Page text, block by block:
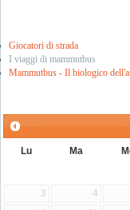
Giocatori di strada
I viaggi di mammutbus
Mammutbus - Il biologico
Lu Ma
3
4